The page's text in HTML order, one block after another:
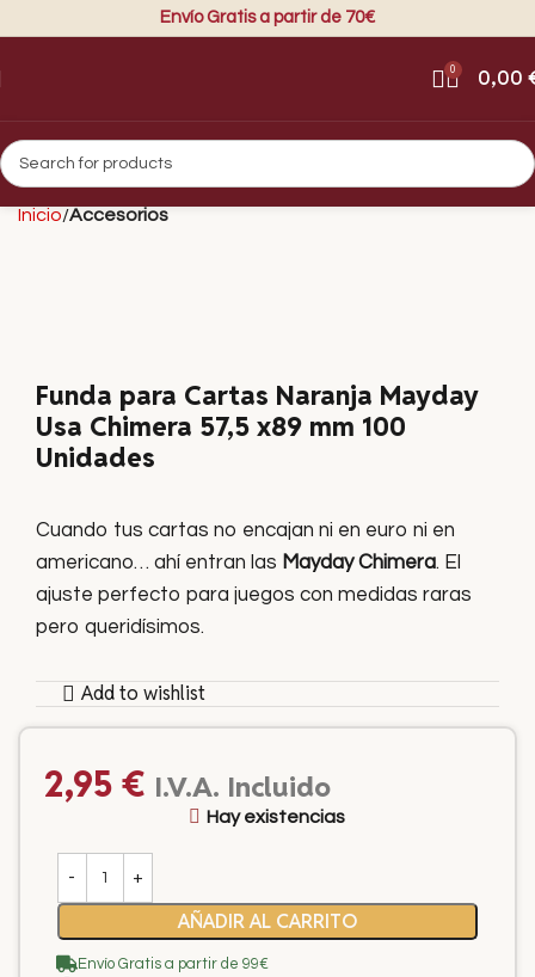
Envío Gratis a partir de 70€
0 0,00
Inicio Accesorios
Funda para Cartas Naranja Mayday
Usa Chimera 57,5 x89 mm 100
Unidades
Cuando tus cartas no encajan ni en euro ni en
americano… ahí entran las Mayday Chimera. El
ajuste perfecto para juegos con medidas raras
pero queridísimos.
Add to wishlist
2,95 € I.V.A. Incluido
Hay existencias
AÑADIR AL CARRITO
Envío Gratis a partir de 99€